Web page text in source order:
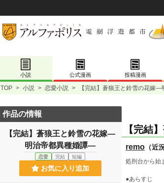
小説 公式漫画 投稿漫画
TOP > 小説 > 恋愛小説 > 【完結】蒼狼王と鈴雪の花嫁
【完結
remo （近
処刑台から始
●あらすじ
作品の情報
【完結】蒼狼王と鈴雪の花嫁―
明治帝都異種婚譚―
恋愛 完結 短編
お気に入り追加